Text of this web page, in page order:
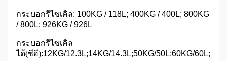
กระบอกรีไซเคิล: 100KG / 118L; 400KG / 400L; 800KG
/ 800L; 926KG / 926L
กระบอกรีไซเคิล
ได้(ซีอี):12KG/12.3L;14KG/14.3L;50KG/50L;60KG/60L;